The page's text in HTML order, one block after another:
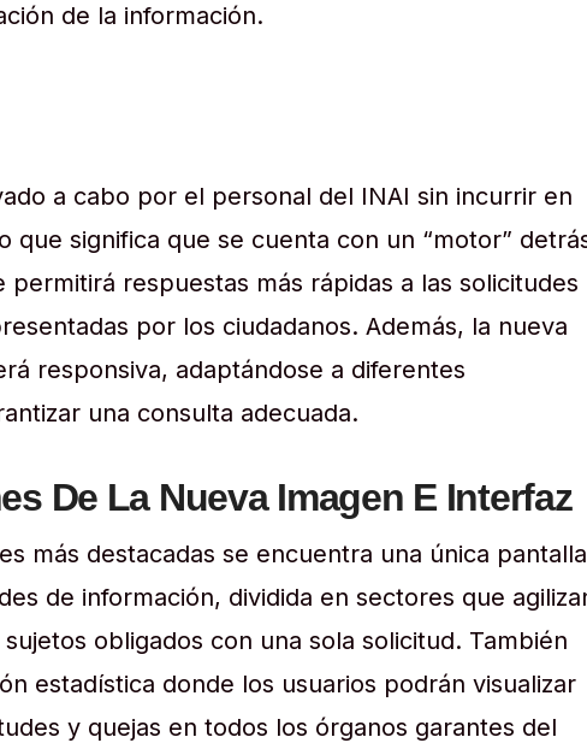
de la información.
a cabo por el personal del INAI sin incurrir en
que significa que se cuenta con un “motor”
permitirá respuestas más rápidas a las solicitudes
por los ciudadanos. Además, la nueva
responsiva, adaptándose a diferentes
una consulta adecuada.
De La Nueva Imagen E Interfaz
más destacadas se encuentra una única pantalla
de información, dividida en sectores que
obligados con una sola solicitud. También
estadística donde los usuarios podrán visualizar
y quejas en todos los órganos garantes del